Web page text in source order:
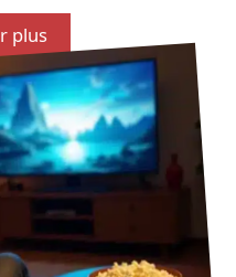
plus